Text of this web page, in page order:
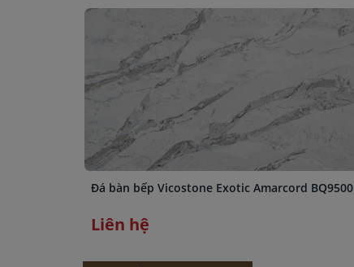
Đá bàn bếp Vicostone Exotic Amarcord BQ9500
Liên hệ